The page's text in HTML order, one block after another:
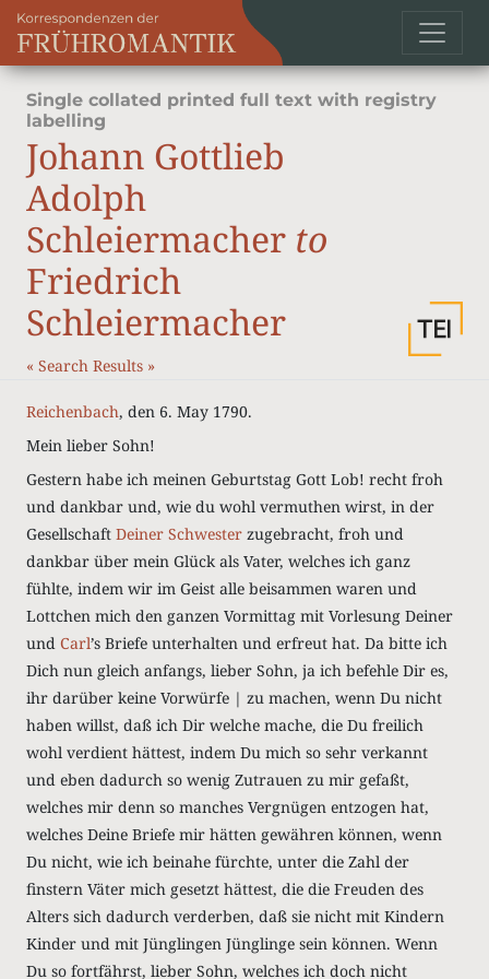
Single collated printed full text with registry
labelling
Johann Gottlieb
Adolph
Schleiermacher to
Friedrich
Schleiermacher
« Search Results »
Reichenbach, den 6. May 1790.
Mein lieber Sohn!
Gestern habe ich meinen Geburtstag Gott Lob! recht froh
und dankbar und, wie du wohl vermuthen wirst, in der
Gesellschaft Deiner Schwester zugebracht, froh und
dankbar über mein Glück als Vater, welches ich ganz
fühlte, indem wir im Geist alle beisammen waren und
Lottchen mich den ganzen Vormittag mit Vorlesung Deiner
und Carl’s Briefe unterhalten und erfreut hat. Da bitte ich
Dich nun gleich anfangs, lieber Sohn, ja ich befehle Dir es,
ihr darüber keine Vorwürfe | zu machen, wenn Du nicht
haben willst, daß ich Dir welche mache, die Du freilich
wohl verdient hättest, indem Du mich so sehr verkannt
und eben dadurch so wenig Zutrauen zu mir gefaßt,
welches mir denn so manches Vergnügen entzogen hat,
welches Deine Briefe mir hätten gewähren können, wenn
Du nicht, wie ich beinahe fürchte, unter die Zahl der
finstern Väter mich gesetzt hättest, die die Freuden des
Alters sich dadurch verderben, daß sie nicht mit Kindern
Kinder und mit Jünglingen Jünglinge sein können. Wenn
Du so fortfährst, lieber Sohn, welches ich doch nicht